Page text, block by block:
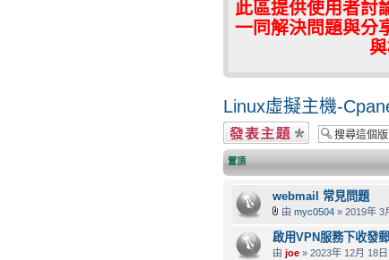
此區提供使用者討
一同解決問題與分
Linux虛擬主機-
發表新主題
置頂
webmail 常見問題
由 myc0504 » 2019年 3
啟用VPN服務下收發
由 joe » 2023年 12月 18